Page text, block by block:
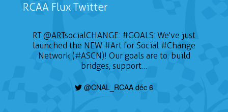
RCAA Flux Twitter
RT@ARTsocialCHANGE: #GOALS: We've just
launched the NEW #Art for Social #Change
Network (#ASCN)! Our goals are to: build
bridges, support…
@CNAL_RCAA déc 6